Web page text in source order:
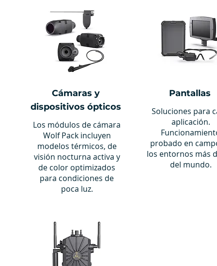
Cámaras y
dispositivos ópticos
Los módulos de cámara
Wolf Pack incluyen
modelos térmicos, de
visión nocturna activa y
de color optimizados
para condiciones de
poca luz.
Pantallas
Soluciones para
aplicación.
probado en
los entornos más
del mundo.